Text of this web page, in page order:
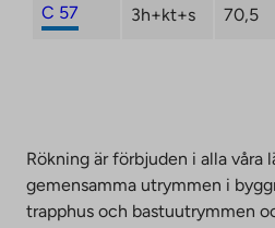
C 57 3h+kt+s 70,5
Rökning är förbjuden i alla våra
gemensamma utrymmen i
trapphus och bastuutrymmen